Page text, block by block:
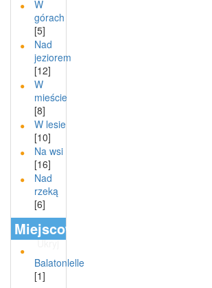
W
górach
[5]
Nad
jeziorem
[12]
W
mieście
[8]
W lesie
[10]
Na wsi
[16]
Nad
rzeką
[6]
Miejscowości
Ukryj
Balatonlelle
[1]